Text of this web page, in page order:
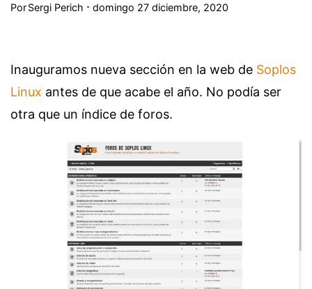
PorSergi Perich domingo 27 diciembre, 2020
Inauguramos nueva sección en la web de Soplos
Linux antes de que acabe el año. No podía ser
otra que un índice de foros.